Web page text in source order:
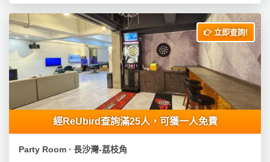
R
o
o
到
搞
P
a
r
t
朋
活
動
攻
略
動
員
立即查詢!
經ReUbird查詢滿25人，可獲一人免費
Party Room ∙ 長沙灣-荔枝角